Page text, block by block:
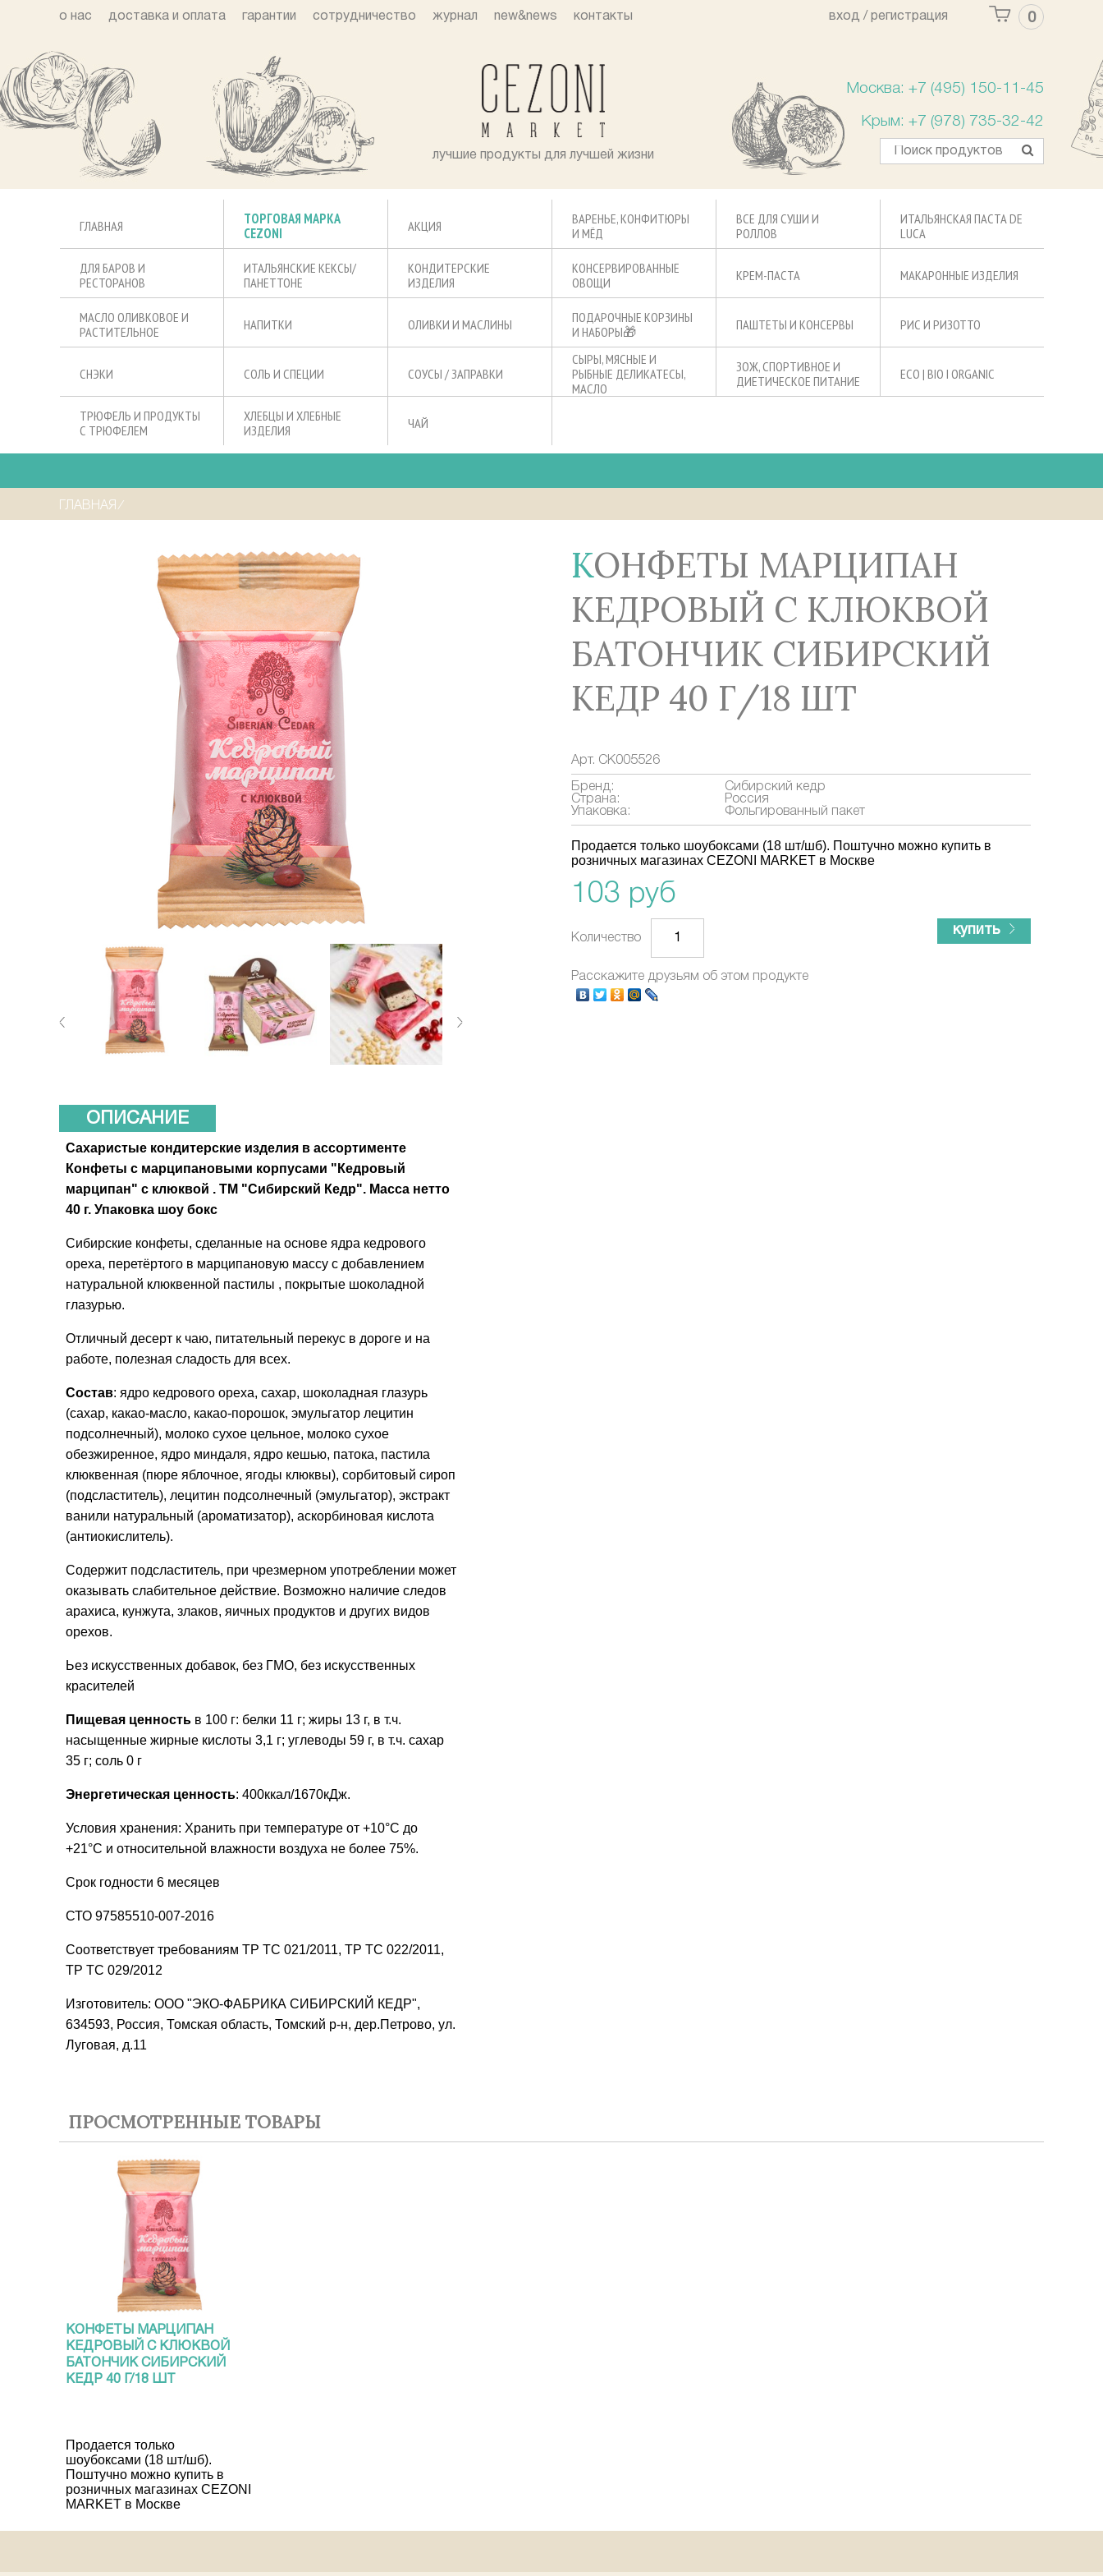
о нас доставка и оплата гарантии сотрудничество журнал new&news контакты 0
вход / регистрация
лучшие продукты для лучшей жизни
Москва: +7 (495) 150-11-45
Крым: +7 (978) 735-32-42
ГЛАВНАЯ
ТОРГОВАЯ МАРКА
CEZONI
АКЦИЯ
ВАРЕНЬЕ, КОНФИТЮРЫ
И МЁД
ВСЕ ДЛЯ СУШИ И
РОЛЛОВ
ИТАЛЬЯНСКАЯ ПАСТА DE
LUCA
ДЛЯ БАРОВ И
РЕСТОРАНОВ
ИТАЛЬЯНСКИЕ КЕКСЫ/
ПАНЕТТОНЕ
КОНДИТЕРСКИЕ
ИЗДЕЛИЯ
КОНСЕРВИРОВАННЫЕ
ОВОЩИ
КРЕМ-ПАСТА МАКАРОННЫЕ ИЗДЕЛИЯ
МАСЛО ОЛИВКОВОЕ И
РАСТИТЕЛЬНОЕ
НАПИТКИ ОЛИВКИ И МАСЛИНЫ
ПОДАРОЧНЫЕ КОРЗИНЫ
И НАБОРЫ🎁
ПАШТЕТЫ И КОНСЕРВЫ РИС И РИЗОТТО
СНЭКИ СОЛЬ И СПЕЦИИ СОУСЫ / ЗАПРАВКИ
СЫРЫ, МЯСНЫЕ И
РЫБНЫЕ ДЕЛИКАТЕСЫ,
МАСЛО
ЗОЖ, СПОРТИВНОЕ И
ДИЕТИЧЕСКОЕ ПИТАНИЕ
ECO | BIO I ORGANIC
ТРЮФЕЛЬ И ПРОДУКТЫ
С ТРЮФЕЛЕМ
ХЛЕБЦЫ И ХЛЕБНЫЕ
ИЗДЕЛИЯ
ЧАЙ
ГЛАВНАЯ ⁄
ОПИСАНИЕ
Сахаристые кондитерские изделия в ассортименте
Конфеты с марципановыми корпусами "Кедровый
марципан" с клюквой . ТМ "Сибирский Кедр". Масса нетто
40 г. Упаковка шоу бокс
Сибирские конфеты, сделанные на основе ядра кедрового
ореха, перетёртого в марципановую массу с добавлением
натуральной клюквенной пастилы , покрытые шоколадной
глазурью.
Отличный десерт к чаю, питательный перекус в дороге и на
работе, полезная сладость для всех.
Состав: ядро кедрового ореха, сахар, шоколадная глазурь
(сахар, какао-масло, какао-порошок, эмульгатор лецитин
подсолнечный), молоко сухое цельное, молоко сухое
обезжиренное, ядро миндаля, ядро кешью, патока, пастила
клюквенная (пюре яблочное, ягоды клюквы), сорбитовый сироп
(подсластитель), лецитин подсолнечный (эмульгатор), экстракт
ванили натуральный (ароматизатор), аскорбиновая кислота
(антиокислитель).
Содержит подсластитель, при чрезмерном употреблении может
оказывать слабительное действие. Возможно наличие следов
арахиса, кунжута, злаков, яичных продуктов и других видов
орехов.
Ьез искусственных добавок, без ГМО, без искусственных
красителей
Пищевая ценность в 100 г: белки 11 г; жиры 13 г, в т.ч.
насыщенные жирные кислоты 3,1 г; углеводы 59 г, в т.ч. сахар
35 г; соль 0 г
Энергетическая ценность: 400ккал/1670кДж.
Условия хранения: Хранить при температуре от +10°С до
+21°С и относительной влажности воздуха не более 75%.
Срок годности 6 месяцев
СТО 97585510-007-2016
Соответствует требованиям ТР ТС 021/2011, ТР ТС 022/2011,
ТР ТС 029/2012
Изготовитель: ООО "ЭКО-ФАБРИКА СИБИРСКИЙ КЕДР",
634593, Россия, Томская область, Томский р-н, дер.Петрово, ул.
Луговая, д.11
КОНФЕТЫ МАРЦИПАН
КЕДРОВЫЙ С КЛЮКВОЙ
БАТОНЧИК СИБИРСКИЙ
КЕДР 40 Г/18 ШТ
Арт. СК005526
Бренд:
Сибирский кедр
Страна:
Россия
Упаковка:
Фольгированный пакет
Продается только шоубоксами (18 шт/шб). Поштучно можно купить в
розничных магазинах CEZONI MARKET в Москве
103 руб
Количество
купить
Расскажите друзьям об этом продукте
ПРОСМОТРЕННЫЕ ТОВАРЫ
КОНФЕТЫ МАРЦИПАН
КЕДРОВЫЙ С КЛЮКВОЙ
БАТОНЧИК СИБИРСКИЙ
КЕДР 40 Г/18 ШТ
Продается только
шоубоксами (18 шт/шб).
Поштучно можно купить в
розничных магазинах CEZONI
MARKET в Москве
Купить